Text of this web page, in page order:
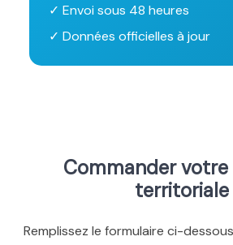
✓ Envoi sous 48 heures
✓ Données officielles à jour
Commander votre
territoriale
Remplissez le formulaire ci-